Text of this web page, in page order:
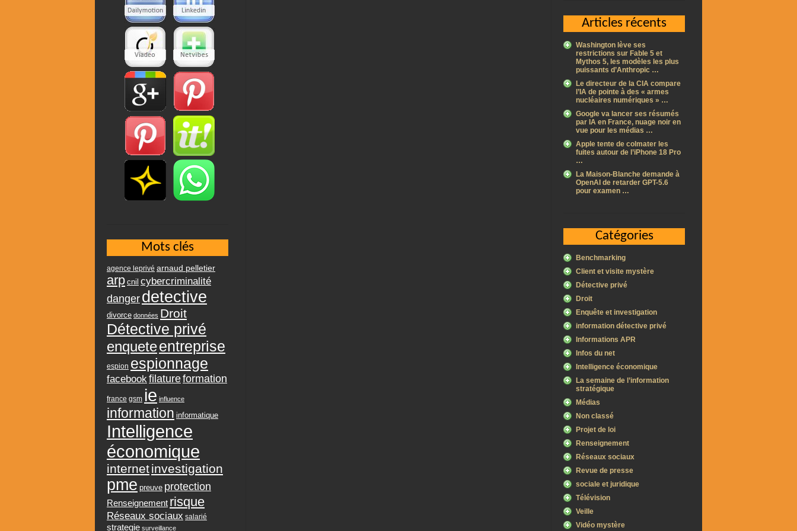
Articles récents
Washington lève ses
restrictions sur Fable 5 et
Mythos 5, les modèles les plus
puissants d’Anthropic …
Le directeur de la CIA compare
l’IA de pointe à des « armes
nucléaires numériques » …
Google va lancer ses résumés
par IA en France, nuage noir en
vue pour les médias …
Apple tente de colmater les
fuites autour de l’iPhone 18 Pro
…
La Maison-Blanche demande à
OpenAI de retarder GPT-5.6
pour examen …
Catégories
Benchmarking
Client et visite mystère
Détective privé
Droit
Enquête et investigation
information détective privé
Informations APR
Infos du net
Intelligence économique
La semaine de l’information
stratégique
Médias
Non classé
Projet de loi
Renseignement
Réseaux sociaux
Revue de presse
sociale et juridique
Télévision
Veille
Vidéo mystère
Mots clés
agence leprivé arnaud pelletier
arp cnil cybercriminalité
danger detective
divorce données Droit
Détective privé
enqueteentreprise
espion espionnage
facebookfilatureformation
france gsm ie influence
information informatique
Intelligence
économique
internetinvestigation
pme preuve protection
Renseignement risque
Réseaux sociaux salarié
strategie surveillance